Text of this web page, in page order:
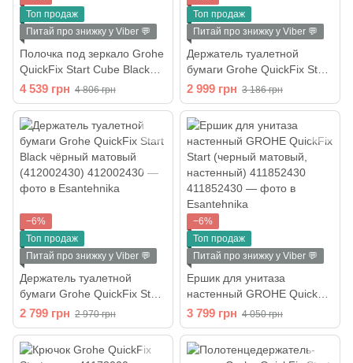
Топ продаж
Питай про знижку у Viber 💬
Полочка под зеркало Grohe
QuickFix Start Cube Black
411092430
4 539 грн 4 806 грн
Топ продаж
Питай про знижку у Viber 💬
Держатель туалетной
бумаги Grohe QuickFix Start
Cube Black 409782430
2 999 грн 3 186 грн
−6%
Топ продаж
Питай про знижку у Viber 💬
Держатель туалетной
бумаги Grohe QuickFix Start
Black чёрный матовый
(412002430)
2 799 грн 2 970 грн
−6%
Топ продаж
Питай про знижку у Viber 💬
Ершик для унитаза
настенный GROHE QuickFix
Start (черный матовый,
настенный) 411852430
3 799 грн 4 050 грн